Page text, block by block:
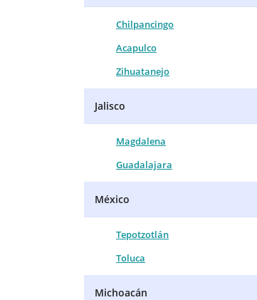
Chilpancingo
Acapulco
Zihuatanejo
Jalisco
Magdalena
Guadalajara
México
Tepotzotlán
Toluca
Michoacán